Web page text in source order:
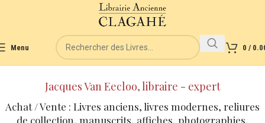
Menu 0 /
Jacques Van Eecloo, libraire - expert
Achat / Vente : Livres anciens, livres modernes, reliures
de collection, manuscrits, affiches, photographies,